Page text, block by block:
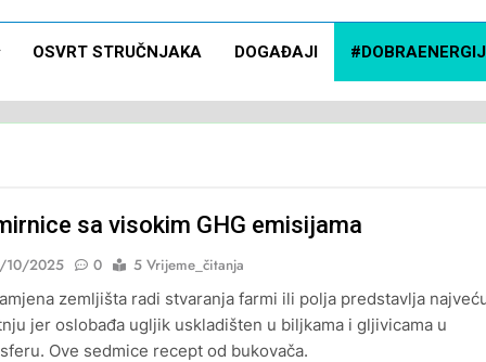
Korisno
Korisne Priče
OSVRT STRUČNJAKA DOGAĐAJI
sa visokim GHG emisijama
10/2025 0
5 Vrijeme_čitanja
zemljišta radi stvaranja farmi ili polja predstavlja
jer oslobađa ugljik uskladišten u biljkama i gljivicama u
Ove sedmice recept od bukovača.